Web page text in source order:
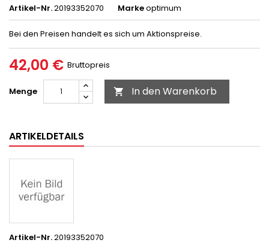
Artikel-Nr.20193352070 Markeoptimum
Bei den Preisen handelt es sich um Aktionspreise.
42,00 € Bruttopreis
Menge  In den Warenkorb
ARTIKELDETAILS
Artikel-Nr.20193352070